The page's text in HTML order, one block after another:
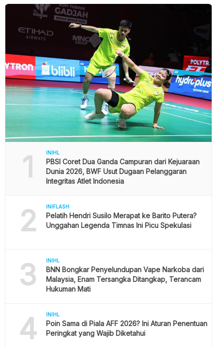
1 INIHL
PBSI Coret Dua Ganda Campuran dari Kejuaraan
Dunia 2026, BWF Usut Dugaan Pelanggaran
Integritas Atlet Indonesia
2 INIFLASH
Pelatih Hendri Susilo Merapat ke Barito Putera?
Unggahan Legenda Timnas Ini Picu Spekulasi
3 INIHL
BNN Bongkar Penyelundupan Vape Narkoba dari
Malaysia, Enam Tersangka Ditangkap, Terancam
Hukuman Mati
4 INIHL
Poin Sama di Piala AFF 2026? Ini Aturan Penentuan
Peringkat yang Wajib Diketahui